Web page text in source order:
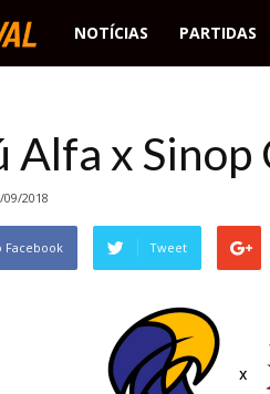
Salão
NOTÍCIAS PARTIDAS
Alfa x Sinop
09/2018
Facebook Tweet
x